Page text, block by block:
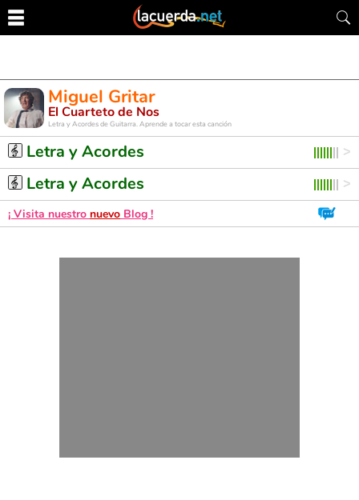
Miguel Gritar
El Cuarteto de Nos
Letra y Acordes de Guitarra. Aprende a tocar esta canción
Letra y Acordes
Letra y Acordes
¡ Visita nuestro nuevo Blog !